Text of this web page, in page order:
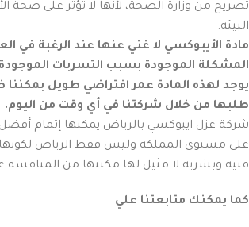
تصريح من وزارة الصحة، لأنها لا تؤثر على صحة
البيئة.
مادة الأيبوكسي لا غني عنها عند الرغبة في
المشكلة الموجودة بسبب التسربات الموجودة
يوجد لهذه المادة عمر افتراضي طويل
طلبها من خلال شركتنا في أي وقت من اليوم.
شركة عزل ايبوكسي بالرياض يمكنها إتمام
على مستوى المملكة وليس فقط الرياض لكونها
فنية وبشرية لا مثيل لها مكنتها من
كما يمكنك متابعتنا علي